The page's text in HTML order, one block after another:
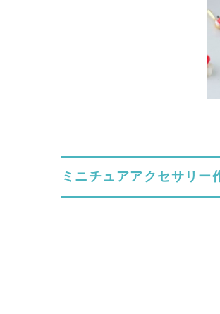
ミニチュアアクセサリー